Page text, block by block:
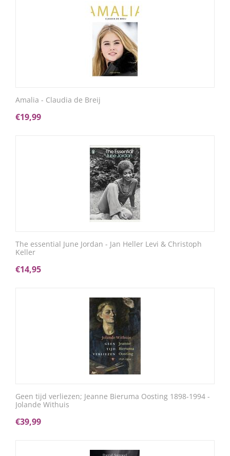
Amalia - Claudia de Breij
€19,99
The essential June Jordan - Jan Heller Levi & Christoph
Keller
€14,95
Geen tijd verliezen; Jeanne Bieruma Oosting 1898-1994 -
Jolande Withuis
€39,99